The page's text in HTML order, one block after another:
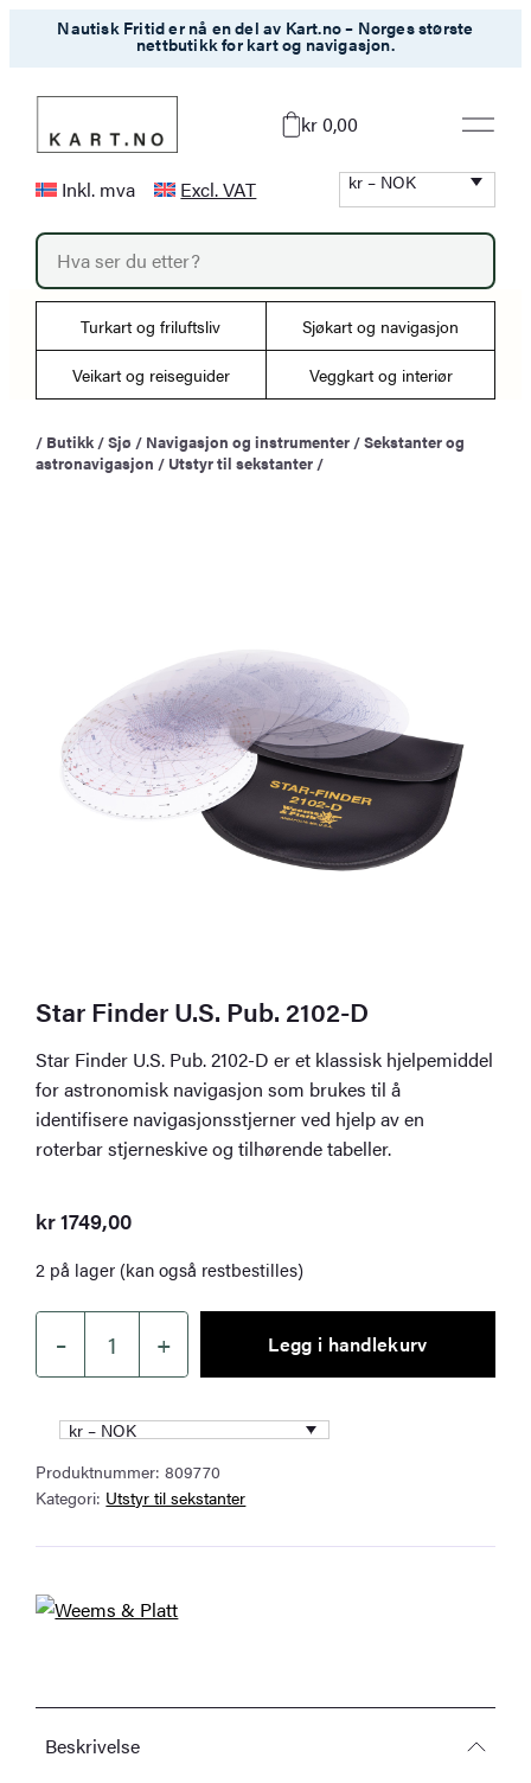
Nautisk Fritid er nå en del av Kart.no – Norges største
nettbutikk for kart og navigasjon.
kr 0,00
Inkl. mva Excl. VAT kr – NOK
P
o
d
t
r
c
Turkart og friluftsliv Sjøkart og navigasjon
Veikart og reiseguider Veggkart og interiør
/ Butikk /Sjø / Navigasjon og instrumenter /Sekstanter og
astronavigasjon / Utstyr til sekstanter /
Star Finder U.S. Pub. 2102-D
Star Finder U.S. Pub. 2102-D er et klassisk hjelpemiddel
for astronomisk navigasjon som brukes til å
identifisere navigasjonsstjerner ved hjelp av en
roterbar stjerneskive og tilhørende tabeller.
kr1749,00
2 på lager (kan også restbestilles)
–
Star
Finder
U.S.
Pub.
2102-
D
+ Legg i handlekurv
kr – NOK
Produktnummer:809770
Kategori: Utstyr til sekstanter
Beskrivelse